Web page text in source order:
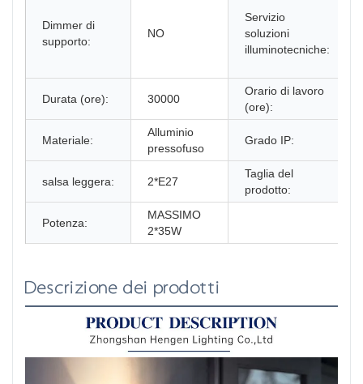
Dimmer di
supporto:
NO
Servizio
soluzioni
illuminotecniche:
Durata (ore): 30000
Orario di lavoro
(ore):
Materiale:
Alluminio
pressofuso
Grado IP:
salsa leggera: 2*E27
Taglia del
prodotto:
Potenza:
MASSIMO
2*35W
Descrizione dei prodotti